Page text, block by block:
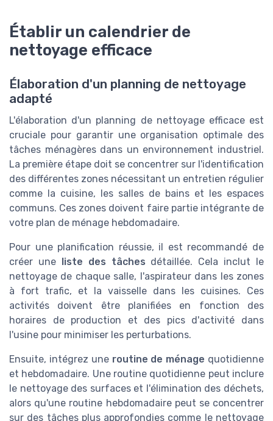
Établir un calendrier de
nettoyage efficace
Élaboration d'un planning de nettoyage
adapté
L'élaboration d'un planning de nettoyage efficace est
cruciale pour garantir une organisation optimale des
tâches ménagères dans un environnement industriel.
La première étape doit se concentrer sur l'identification
des différentes zones nécessitant un entretien régulier
comme la cuisine, les salles de bains et les espaces
communs. Ces zones doivent faire partie intégrante de
votre plan de ménage hebdomadaire.
Pour une planification réussie, il est recommandé de
créer une liste des tâches détaillée. Cela inclut le
nettoyage de chaque salle, l'aspirateur dans les zones
à fort trafic, et la vaisselle dans les cuisines. Ces
activités doivent être planifiées en fonction des
horaires de production et des pics d'activité dans
l'usine pour minimiser les perturbations.
Ensuite, intégrez une routine de ménage quotidienne
et hebdomadaire. Une routine quotidienne peut inclure
le nettoyage des surfaces et l'élimination des déchets,
alors qu'une routine hebdomadaire peut se concentrer
sur des tâches plus approfondies comme le nettoyage